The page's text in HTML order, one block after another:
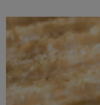
is drie maanden tot
Meer informatie